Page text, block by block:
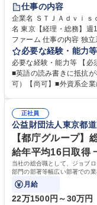
仕事の内容
企業名 ＳＴＪＡｄｖｉｓ
名 東京【経理・総務】週
ファーム 仕事の内容 独立系ECMアドバイザリーファームとして上場前後
の資本市場戦略を設計す
バックオフィス業務から
できる環境です。 ■日常経理、月次および年次決算サポート業務 ■本国
（グローバル）との英文
業務をお任せします。残
を進めやすく定着率の高い環境です。 募集職種
出社程度のリモート中心
必要な経験・能力等
必要な経験・能力等 【必
■英語の読み書きに抵抗
可）【尚可】■外資系企
【働き方について】現在
ライフバランスを重視す
談可）。【求める人物
社内外と円滑にコミュニ
歴・資格 学歴：大学院 大
正社員
公益財団法人東京都
【都庁グループ】
給年平均16日取得
当社の総合職として、ジョブ
部門の部署等幅広い部署での
ております！ ※下記業務詳細
月給
22万1500円～30万円